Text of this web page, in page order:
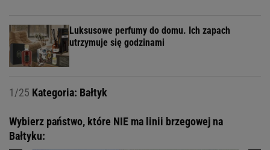
Luksusowe perfumy do domu. Ich zapach
utrzymuje się godzinami
1/25 Kategoria: Bałtyk
Wybierz państwo, które NIE ma linii brzegowej na
Bałtyku: